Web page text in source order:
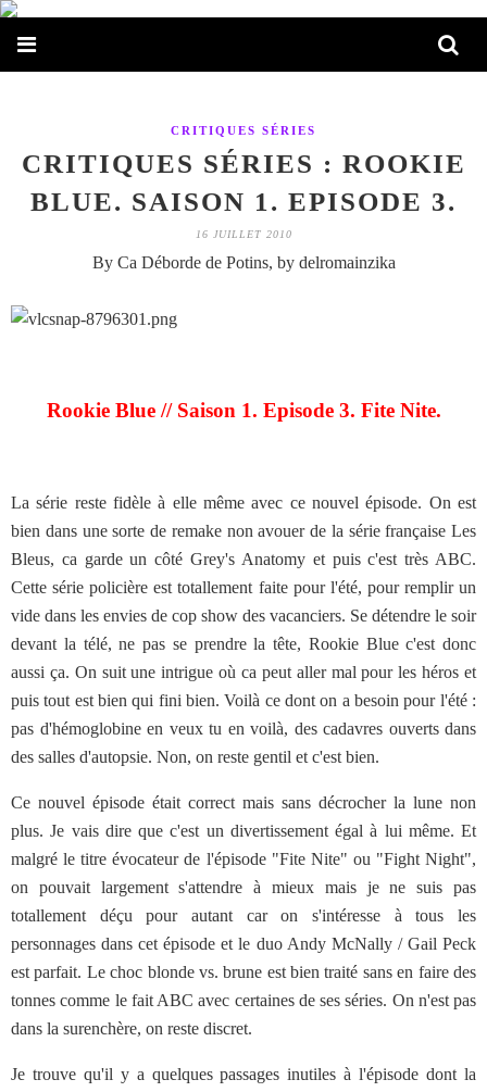
CRITIQUES SÉRIES
CRITIQUES SÉRIES : ROOKIE
BLUE. SAISON 1. EPISODE 3.
16 JUILLET 2010
By Ca Déborde de Potins, by delromainzika
Rookie Blue // Saison 1. Episode 3. Fite Nite.
La série reste fidèle à elle même avec ce nouvel épisode. On est
bien dans une sorte de remake non avouer de la série française Les
Bleus, ca garde un côté Grey's Anatomy et puis c'est très ABC.
Cette série policière est totallement faite pour l'été, pour remplir un
vide dans les envies de cop show des vacanciers. Se détendre le soir
devant la télé, ne pas se prendre la tête, Rookie Blue c'est donc
aussi ça. On suit une intrigue où ca peut aller mal pour les héros et
puis tout est bien qui fini bien. Voilà ce dont on a besoin pour l'été :
pas d'hémoglobine en veux tu en voilà, des cadavres ouverts dans
des salles d'autopsie. Non, on reste gentil et c'est bien.
Ce nouvel épisode était correct mais sans décrocher la lune non
plus. Je vais dire que c'est un divertissement égal à lui même. Et
malgré le titre évocateur de l'épisode "Fite Nite" ou "Fight Night",
on pouvait largement s'attendre à mieux mais je ne suis pas
totallement déçu pour autant car on s'intéresse à tous les
personnages dans cet épisode et le duo Andy McNally / Gail Peck
est parfait. Le choc blonde vs. brune est bien traité sans en faire des
tonnes comme le fait ABC avec certaines de ses séries. On n'est pas
dans la surenchère, on reste discret.
Je trouve qu'il y a quelques passages inutiles à l'épisode dont la